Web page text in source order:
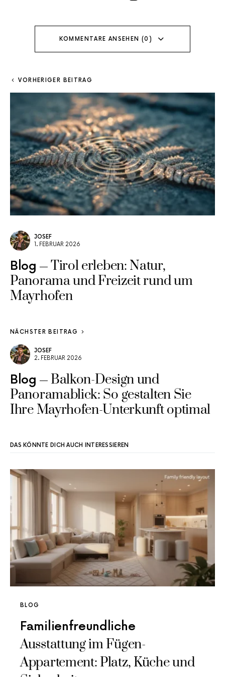
KOMMENTARE ANSEHEN (0)
VORHERIGER BEITRAG
JOSEF
1. FEBRUAR 2026
Blog
Tirol erleben: Natur,
Panorama und Freizeit rund um
Mayrhofen
NÄCHSTER BEITRAG
JOSEF
2. FEBRUAR 2026
Blog
Balkon-Design und
Panoramablick: So gestalten Sie
Ihre Mayrhofen-Unterkunft optimal
DAS KÖNNTE DICH AUCH INTERESSIEREN
BLOG
Familienfreundliche
Ausstattung im Fügen-
Appartement: Platz, Küche und